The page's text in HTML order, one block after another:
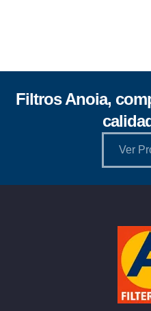
Filtros Anoia,
Ver